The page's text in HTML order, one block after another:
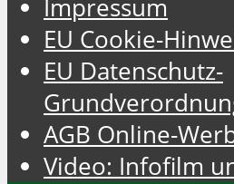
Impressum
EU Cookie-
EU Datenschutz-
AGB Online-
Video: Infofilm